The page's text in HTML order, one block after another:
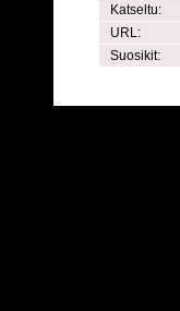
Katseltu:
URL:
Suosikit: